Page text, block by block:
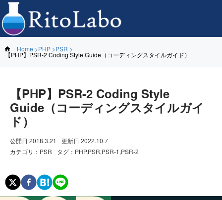
Home PHP PSR
【PHP】PSR-2 Coding Style Guide（コーディングスタイルガイド）
【PHP】PSR-2 Coding Style
Guide（コーディングスタイルガイ
ド）
公開日 2018.3.21 更新日 2022.10.7
カテゴリ ： PSR タグ ： PHP,PSR,PSR-1,PSR-2